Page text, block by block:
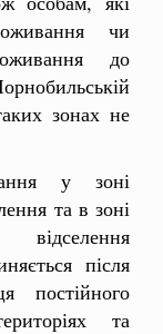
чи
до
зонах не
у зоні
та в зоні
відселення
після
постійного
та